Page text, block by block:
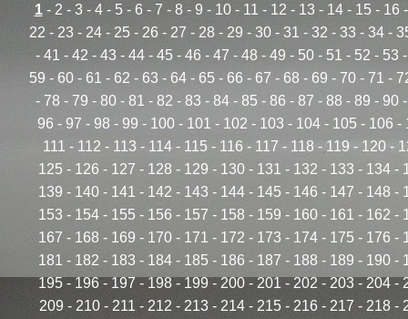
1- 2 - 3- 4- 5- 6 - 7 - 8 - 9 - 10- 11 - 12 - 13- 14- 15- 16
22 - 23 - 24 - 25 - 26 - 27 - 28 - 29 - 30 - 31 - 32 - 33 - 34 -
- 41 - 42 - 43- 44- 45- 46 - 47 - 48 - 49 - 50- 51 - 52 - 53
59 - 60 - 61 - 62 - 63 - 64 - 65 - 66 - 67 - 68 - 69 - 70 - 71 -
- 78 - 79 - 80- 81 - 82 - 83 - 84- 85 - 86 - 87 - 88 - 89 - 90
96 - 97 - 98 - 99 - 100- 101 - 102 - 103 - 104- 105 - 106 -
111 - 112 - 113 - 114 - 115 - 116 - 117 - 118 - 119 - 120 -
125 - 126 - 127 - 128 - 129 - 130 - 131 - 132 - 133 - 134 -
139 - 140 - 141 - 142 - 143 - 144 - 145 - 146 - 147 - 148 -
153 - 154 - 155 - 156 - 157 - 158 - 159 - 160 - 161 - 162 -
167 - 168 - 169 - 170 - 171 - 172 - 173 - 174 - 175 - 176 -
181 - 182 - 183 - 184 - 185 - 186 - 187 - 188 - 189 - 190 -
195 - 196 - 197 - 198 - 199 - 200 - 201 - 202 - 203 - 204 -
209 - 210- 211 - 212 - 213- 214- 215- 216- 217 - 218-